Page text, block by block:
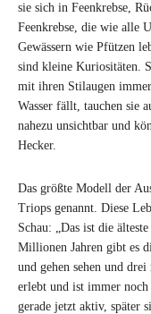
sie sich in Feenkrebse,
Feenkrebse, die wie alle
Gewässern wie Pfützen
sind kleine Kuriositäten.
mit ihren Stilaugen
Wasser fällt, tauchen sie
nahezu unsichtbar und
Hecker.
Das größte Modell der
Triops genannt. Diese
Schau: „Das ist die
Millionen Jahren gibt es
und gehen sehen und
erlebt und ist immer
gerade jetzt aktiv, später